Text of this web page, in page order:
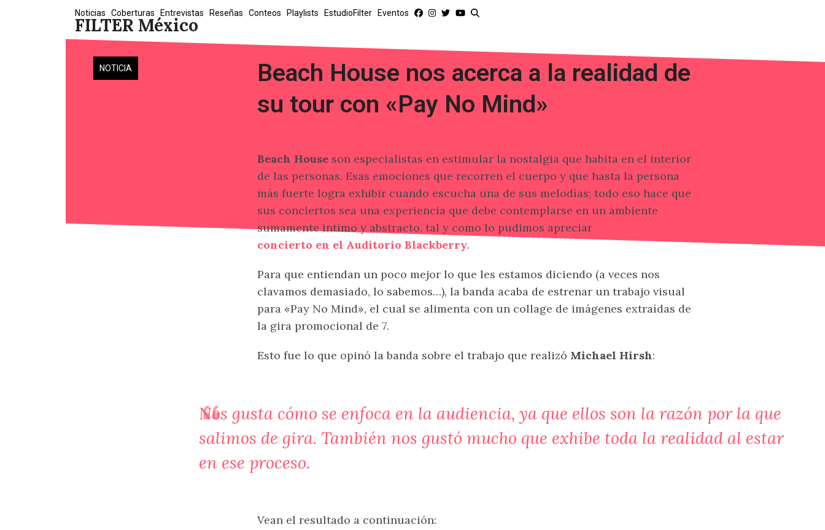
FILTER México
Noticias Coberturas Entrevistas Reseñas Conteos Playlists EstudioFilter Eventos
NOTICIA
Beach House nos acerca a la realidad de
su tour con «Pay No Mind»
Beach House son especialistas en estimular la nostalgia que habita en el interior
de las personas. Esas emociones que recorren el cuerpo y que hasta la persona
más fuerte logra exhibir cuando escucha una de sus melodías; todo eso hace que
sus conciertos sea una experiencia que debe contemplarse en un ambiente
sumamente intimo y abstracto, tal y como lo pudimos apreciar
concierto en el Auditorio Blackberry.
Para que entiendan un poco mejor lo que les estamos diciendo (a veces nos
clavamos demasiado, lo sabemos…), la banda acaba de estrenar un trabajo visual
para «Pay No Mind», el cual se alimenta con un collage de imágenes extraídas de
la gira promocional de 7.
Esto fue lo que opinó la banda sobre el trabajo que realizó Michael Hirsh:
Nos gusta cómo se enfoca en la audiencia, ya que ellos son la razón por la que
salimos de gira. También nos gustó mucho que exhibe toda la realidad al estar
en ese proceso.
Vean el resultado a continuación: